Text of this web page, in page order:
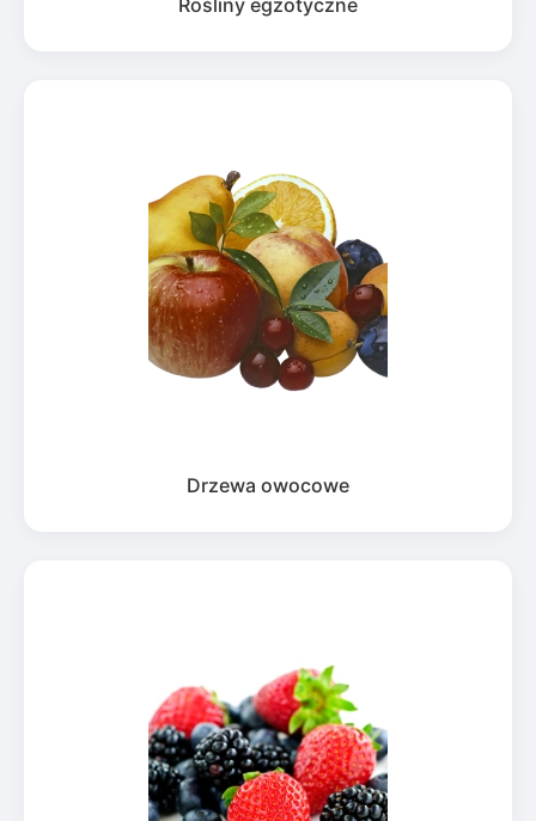
Drzewa owocowe